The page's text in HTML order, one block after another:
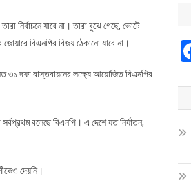
নির্বাচনে যাবে না। তারা বুঝে গেছে, ভোটে
বিএনপির বিজয় ঠেকানো যাবে না।
৩১ দফা বাস্তবায়নের লক্ষ্যে আয়োজিত বিএনপির
বলেছে বিএনপি। এ দেশে যত নির্যাতন,
দেয়নি।